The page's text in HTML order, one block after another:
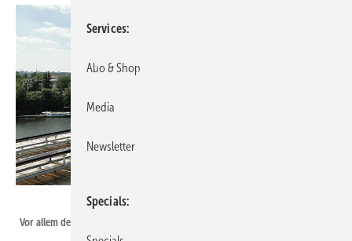
Vor allem der Zubau von Photovoltaikanlagen muss schneller gehen.
Services
Abo & Shop
Media
Newsletter
Specials